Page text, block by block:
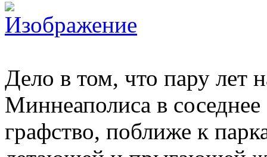
Дело в том, что пару лет
Миннеаполиса в соседнее
графство, поближе к